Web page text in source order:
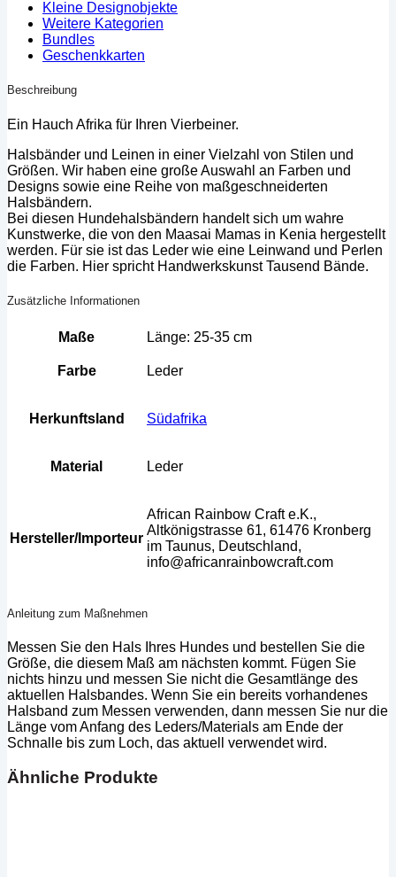
Kleine Designobjekte
Weitere Kategorien
Bundles
Geschenkkarten
Beschreibung
Ein Hauch Afrika für Ihren Vierbeiner.
Halsbänder und Leinen in einer Vielzahl von Stilen und
Größen. Wir haben eine große Auswahl an Farben und
Designs sowie eine Reihe von maßgeschneiderten
Halsbändern.
Bei diesen Hundehalsbändern handelt sich um wahre
Kunstwerke, die von den Maasai Mamas in Kenia hergestellt
werden. Für sie ist das Leder wie eine Leinwand und Perlen
die Farben. Hier spricht Handwerkskunst Tausend Bände.
Zusätzliche Informationen
Maße Länge: 25-35 cm
Farbe Leder
Herkunftsland Südafrika
Material Leder
Hersteller/Importeur
African Rainbow Craft e.K.,
Altkönigstrasse 61, 61476 Kronberg
im Taunus, Deutschland,
info@africanrainbowcraft.com
Anleitung zum Maßnehmen
Messen Sie den Hals Ihres Hundes und bestellen Sie die
Größe, die diesem Maß am nächsten kommt. Fügen Sie
nichts hinzu und messen Sie nicht die Gesamtlänge des
aktuellen Halsbandes. Wenn Sie ein bereits vorhandenes
Halsband zum Messen verwenden, dann messen Sie nur die
Länge vom Anfang des Leders/Materials am Ende der
Schnalle bis zum Loch, das aktuell verwendet wird.
Ähnliche Produkte